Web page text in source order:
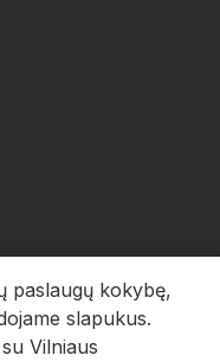
paslaugų kokybę,
slapukus.
Vilniaus